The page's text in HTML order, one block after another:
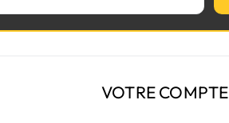
VOTRE COMPTE